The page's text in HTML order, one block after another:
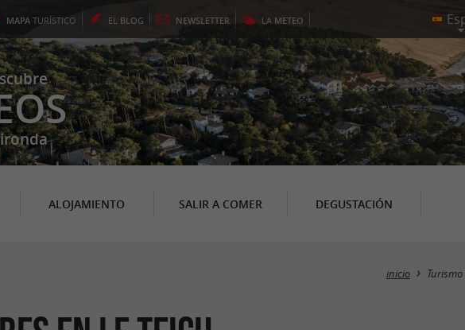
MAPA TURÍSTICO EL BLOG NEWSLETTER LA METEO
ALOJAMIENTO SALIR A COMER DEGUSTACIÓN
inicio Turismo